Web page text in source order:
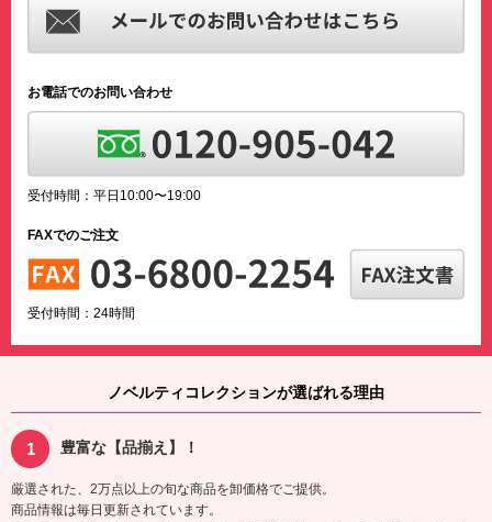
お電話でのお問い合わせ
受付時間：平日10:00〜19:00
FAXでのご注文
受付時間：24時間
ノベルティコレクションが選ばれる理由
豊富な【品揃え】！
厳選された、2万点以上の旬な商品を卸価格でご提供。
商品情報は毎日更新されています。